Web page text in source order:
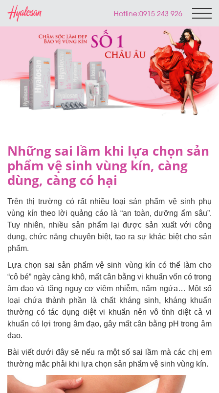
Hotline:0915 243 926
Những sai lầm khi lựa chọn sản
phẩm vệ sinh vùng kín, càng
dùng, càng có hại
Trên thị trường có rất nhiều loại sản phẩm vệ sinh phụ
vùng kín theo lời quảng cáo là “an toàn, dưỡng ẩm sâu”.
Tuy nhiên, nhiều sản phẩm lại được sản xuất với công
dụng, chức năng chuyên biệt, tạo ra sự khác biệt cho sản
phẩm.
Lựa chọn sai sản phẩm vệ sinh vùng kín có thể làm cho
“cô bé” ngày càng khô, mất cân bằng vi khuẩn vốn có trong
âm đạo và tăng nguy cơ viêm nhiễm, nấm ngứa… Một số
loại chứa thành phần là chất kháng sinh, kháng khuẩn
thường có tác dụng diệt vi khuẩn nên vô tình diệt cả vi
khuẩn có lợi trong âm đạo, gây mất cân bằng pH trong âm
đạo.
Bài viết dưới đây sẽ nếu ra một số sai lầm mà các chị em
thường mắc phải khi lựa chọn sản phẩm vệ sinh vùng kín.